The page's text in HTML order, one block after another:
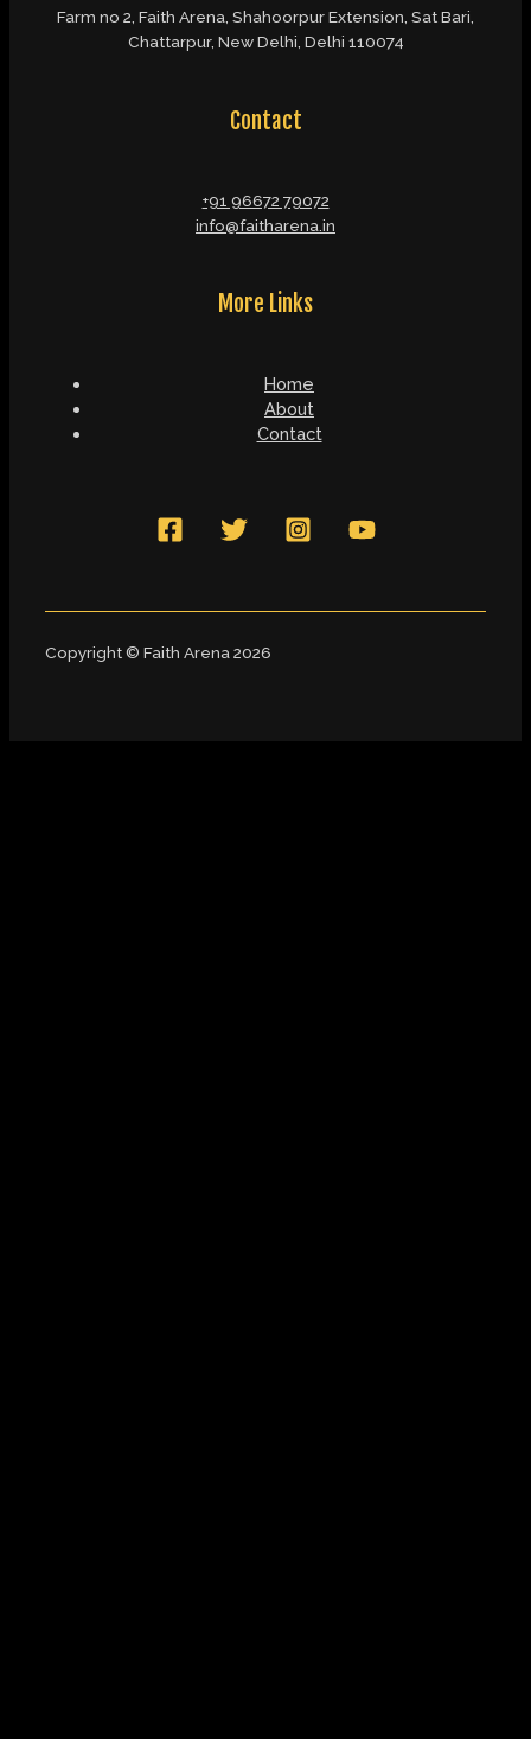
Farm no 2, Faith Arena, Shahoorpur Extension, Sat Bari,
Chattarpur, New Delhi, Delhi 110074
Contact
+91 96672 79072
info@faitharena.in
More Links
Home
About
Contact
Copyright © Faith Arena 2026